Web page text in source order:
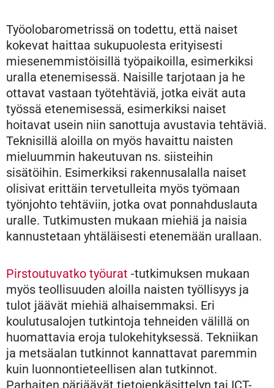
Työolobarometrissä on todettu, että naiset
kokevat haittaa sukupuolesta erityisesti
miesenemmistöisillä työpaikoilla, esimerkiksi
uralla etenemisessä. Naisille tarjotaan ja he
ottavat vastaan työtehtäviä, jotka eivät auta
työssä etenemisessä, esimerkiksi naiset
hoitavat usein niin sanottuja avustavia tehtäviä.
Teknisillä aloilla on myös havaittu naisten
mieluummin hakeutuvan ns. siisteihin
sisätöihin. Esimerkiksi rakennusalalla naiset
olisivat erittäin tervetulleita myös työmaan
työnjohto tehtäviin, jotka ovat ponnahduslauta
uralle. Tutkimusten mukaan miehiä ja naisia
kannustetaan yhtäläisesti etenemään urallaan.
Pirstoutuvatko työurat -tutkimuksen mukaan
myös teollisuuden aloilla naisten työllisyys ja
tulot jäävät miehiä alhaisemmaksi. Eri
koulutusalojen tutkintoja tehneiden välillä on
huomattavia eroja tulokehityksessä. Tekniikan
ja metsäalan tutkinnot kannattavat paremmin
kuin luonnontieteellisen alan tutkinnot.
Parhaiten pärjäävät tietojenkäsittelyn tai ICT-